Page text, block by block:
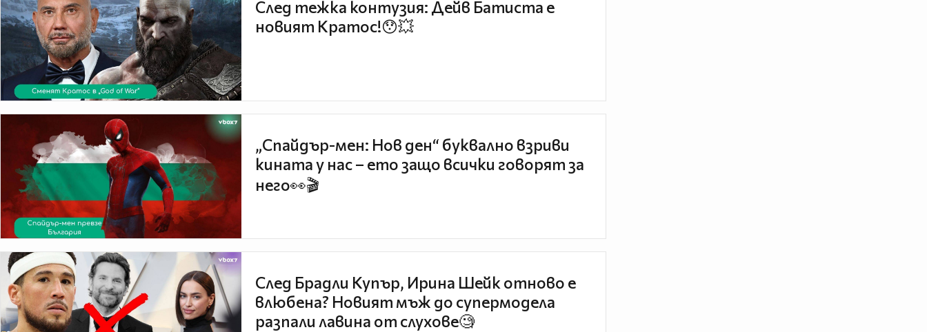
След тежка контузия: Дейв Батиста е
новият Кратос!😯💥
„Спайдър-мен: Нов ден“ буквално взриви
кината у нас – ето защо всички говорят за
него👀🎬
След Брадли Купър, Ирина Шейк отново е
влюбена? Новият мъж до супермодела
разпали лавина от слухове🧐